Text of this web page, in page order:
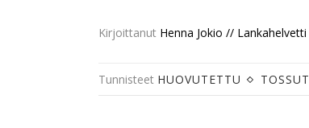
Kirjoittanut Henna Jokio // Lankahelvetti
Tunnisteet HUOVUTETTU TOSSUT